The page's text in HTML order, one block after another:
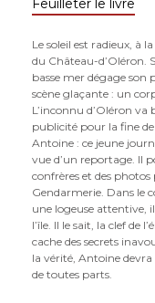
Feuilleter le livre
Le soleil est radieux, à
du Château-d’Oléron.
basse mer dégage son
scène glaçante : un
L’inconnu d’Oléron
publicité pour la fine
Antoine : ce jeune
vue d’un reportage. Il
confrères et des photos
Gendarmerie. Dans le
une logeuse attentive,
l’île. Il le sait, la clef de
cache des secrets
la vérité, Antoine
de toutes parts.